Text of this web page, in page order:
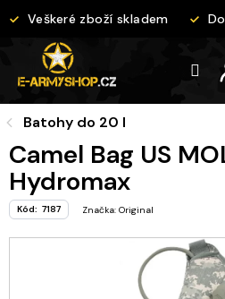
na
Veškeré zboží skladem
Batohy do 20 l
Camel Bag US
Hydromax
Kód: 7187 Značka: Original